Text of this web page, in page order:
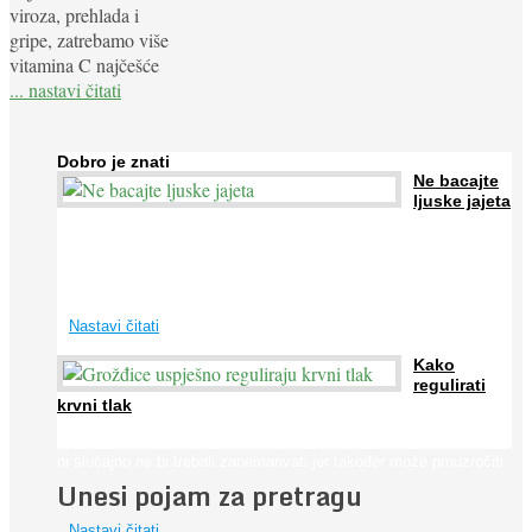
viroza, prehlada i
gripe, zatrebamo više
vitamina C najčešće
... nastavi čitati
Dobro je znati
Ne bacajte
ljuske jajeta
Nastavi čitati
Kako
regulirati
krvni tlak
...Unesi pojam za pretragu